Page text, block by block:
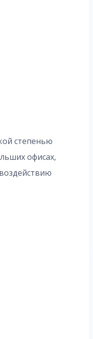
степенью
офисах,